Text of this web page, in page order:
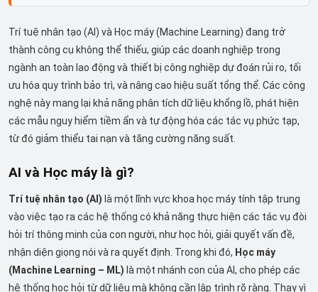
Trí tuệ nhân tạo (AI) và Học máy (Machine Learning) đang trở
thành công cụ không thể thiếu, giúp các doanh nghiệp trong
ngành an toàn lao động và thiết bị công nghiệp dự đoán rủi ro, tối
ưu hóa quy trình bảo trì, và nâng cao hiệu suất tổng thể. Các công
nghệ này mang lại khả năng phân tích dữ liệu khổng lồ, phát hiện
các mẫu nguy hiểm tiềm ẩn và tự động hóa các tác vụ phức tạp,
từ đó giảm thiểu tai nạn và tăng cường năng suất.
AI và Học máy là gì?
Trí tuệ nhân tạo (AI) là một lĩnh vực khoa học máy tính tập trung
vào việc tạo ra các hệ thống có khả năng thực hiện các tác vụ đòi
hỏi trí thông minh của con người, như học hỏi, giải quyết vấn đề,
nhận diện giọng nói và ra quyết định. Trong khi đó, Học máy
(Machine Learning – ML) là một nhánh con của AI, cho phép các
hệ thống học hỏi từ dữ liệu mà không cần lập trình rõ ràng. Thay vì